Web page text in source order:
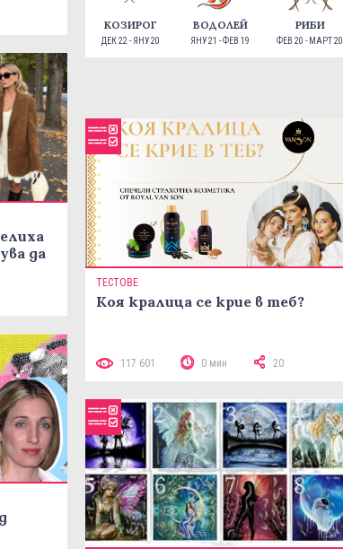
да
КОЗИРОГ
ДЕК 22 - ЯНУ 20
ВОДОЛЕЙ
ЯНУ 21 - ФЕВ 19
РИБИ
ФЕВ 20 - МАРТ 20
ТЕСТОВЕ
Коя кралица се крие в теб?
117 601 0 мин 20